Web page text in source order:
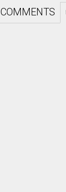
COMMENTS